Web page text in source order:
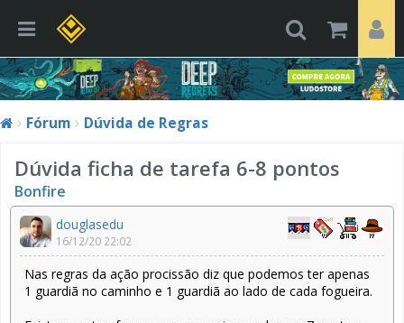
Fórum Dúvida de Regras
Dúvida ficha de tarefa 6-8 pontos
Bonfire
douglasedu
16/12/20 22:02
Nas regras da ação procissão diz que podemos ter apenas
1 guardiã no caminho e 1 guardiã ao lado de cada fogueira.